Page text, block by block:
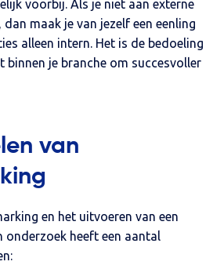
voorbij. Als je niet aan externe
maak je van jezelf een eenling
alleen intern. Het is de bedoeling
binnen je branche om succesvoller
van
en het uitvoeren van een
onderzoek heeft een aantal